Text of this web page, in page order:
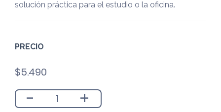
solución práctica para el estudio o la oficina.
PRECIO
$5.490
- +